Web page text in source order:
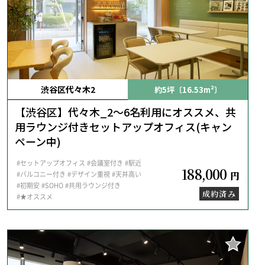
渋谷区代々木2 約5坪〔16.53m²〕
【渋谷区】代々木_2～6名利用にオススメ、共
用ラウンジ付きセットアップオフィス(キャン
ペーン中)
#セットアップオフィス #会議室付き #駅近
#バルコニー付き #デザイン重視#天井高い
#初期安 #SOHO#共用ラウンジ付き
#★オススメ
188,000 円
成約済み